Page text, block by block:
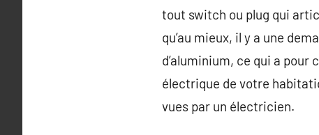
tout switch ou plug qui
qu’au mieux, il y a une
d’aluminium, ce qui a
électrique de votre
vues par un électricien.